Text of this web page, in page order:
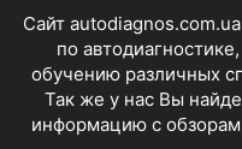
Сайт
по
обучению различных
Так же у нас Вы
информацию с